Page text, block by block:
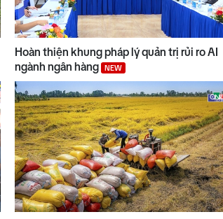
Hoàn thiện khung pháp lý quản trị rủi ro AI
ngành ngân hàng
NEW